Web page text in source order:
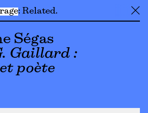
Related ╳
Ségas
Gaillard :
poète